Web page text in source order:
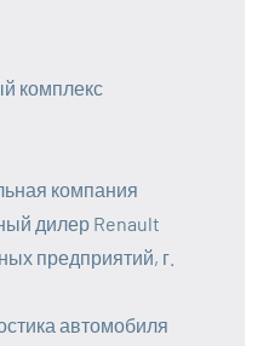
комплекс
компания
дилер Renault
предприятий, г.
автомобиля